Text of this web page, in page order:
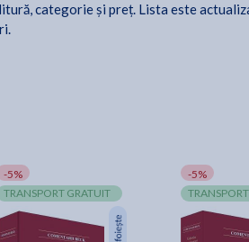
categorie și preț. Lista este
-5%
TRANSPORT GRATUIT
-5%